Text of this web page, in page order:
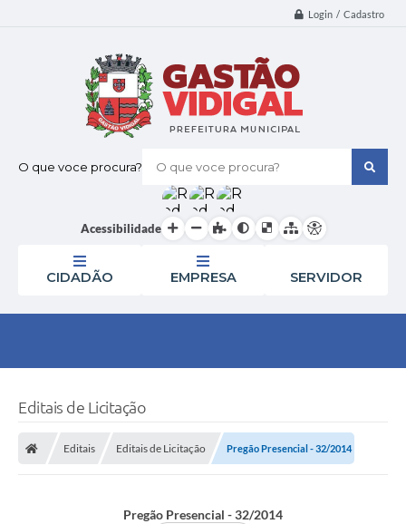
Login / Cadastro
O que voce procura?
Acessibilidade
CIDADÃO EMPRESA SERVIDOR
Editais de Licitação
Editais Editais de Licitação Pregão Presencial - 32/2014
Pregão Presencial - 32/2014